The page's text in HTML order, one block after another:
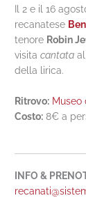
Il 2 e il 16
recanatese
tenore Robin
visitacantata
della lirica.
Ritrovo: Museo
Costo: 8€ a
INFO &